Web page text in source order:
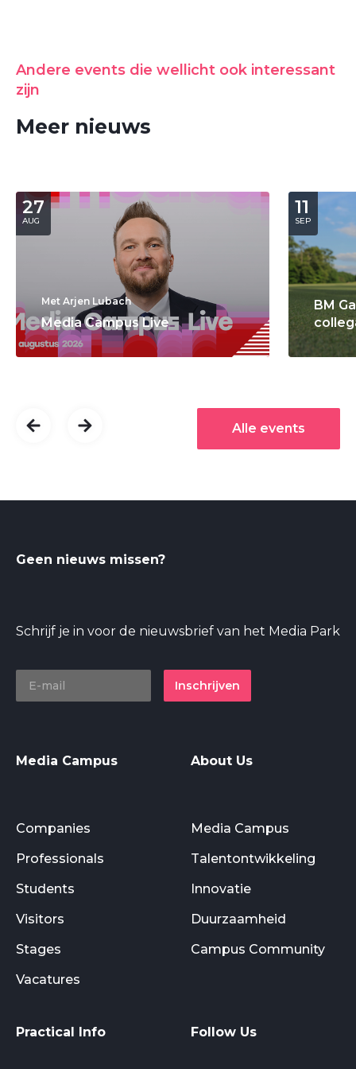
Andere events die wellicht ook interessant
zijn
Meer nieuws
27
AUG
Met Arjen Lubach
Media Campus Live
11
SEP
BM
Alle events
Geen nieuws missen?
Schrijf je in voor de nieuwsbrief van het Media Park
Inschrijven
Media Campus
Companies
Professionals
Students
Visitors
Stages
Vacatures
About Us
Media Campus
Talentontwikkeling
Innovatie
Duurzaamheid
Campus Community
Practical Info Follow Us